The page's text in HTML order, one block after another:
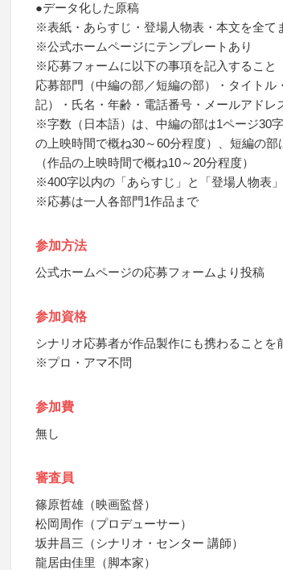
●データ化した原稿
※表紙・あらすじ・登場人物表・本文を全て
※公式ホームページにテンプレートあり
※応募フォームに以下の事項を記入すること
応募部門（中編の部／短編の部）・タイトル
記）・氏名・年齢・電話番号・メールアドレ
※字数（日本語）は、中編の部は1ページ30
の上映時間で概ね30～60分程度）、短編の
（作品の上映時間で概ね10～20分程度）
※400字以内の「あらすじ」と「登場人物表
※応募は一人各部門1作品まで
参加方法
公式ホームページの応募フォームより投稿
参加資格
シナリオ応募者が作品製作にも携わることを
※プロ・アマ不問
参加費
無し
審査員
篠原哲雄（映画監督）
松岡周作（プロデューサー）
坂井昌三（シナリオ・センター 講師）
龍居由佳里（脚本家）